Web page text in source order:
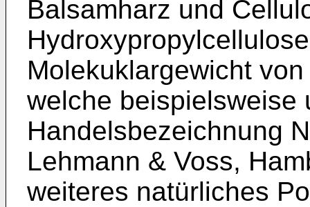
Balsamharz und
Molekuklargewicht
welche beispielsweise
Handelsbezeichnung
Lehmann & Voss,
weiteres natürliches